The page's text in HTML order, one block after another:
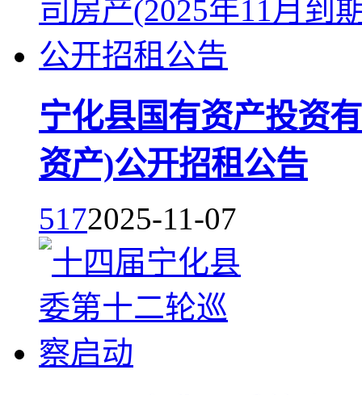
宁化县国有资产投资
资产)公开招租公告
5172025-11-07